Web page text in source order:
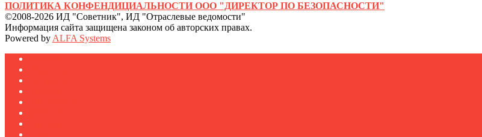
ПОЛИТИКА КОНФЕНДИЦИАЛЬНОСТИ ООО "ДИРЕКТОР ПО БЕЗОПАСНОСТИ"
©2008-2026 ИД "Советник", ИД "Отраслевые ведомости"
Информация сайта защищена законом об авторских правах.
Powered by ALFA Systems